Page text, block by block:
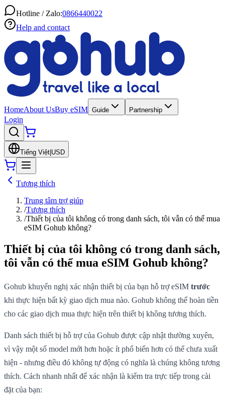
Hotline / Zalo:0866440022
Help and contact
HomeAbout UsBuy eSIM Guide Partnership
Login
Tiếng Việt USD
Tương thích
Trung tâm trợ giúp
/Tương thích
/Thiết bị của tôi không có trong danh sách, tôi vẫn có thể mua
eSIM Gohub không?
Thiết bị của tôi không có trong danh sách,
tôi vẫn có thể mua eSIM Gohub không?
Gohub khuyến nghị xác nhận thiết bị của bạn hỗ trợ eSIM trước
khi thực hiện bất kỳ giao dịch mua nào. Gohub không thể hoàn tiền
cho các giao dịch mua thực hiện trên thiết bị không tương thích.
Danh sách thiết bị hỗ trợ của Gohub được cập nhật thường xuyên,
vì vậy một số model mới hơn hoặc ít phổ biến hơn có thể chưa xuất
hiện - nhưng điều đó không tự động có nghĩa là chúng không tương
thích. Cách nhanh nhất để xác nhận là kiểm tra trực tiếp trong cài
đặt của bạn: